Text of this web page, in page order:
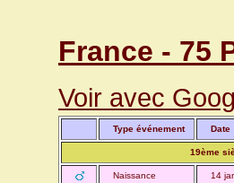
France - 75
Voir avec
Type événement Date
19ème
Naissance 14